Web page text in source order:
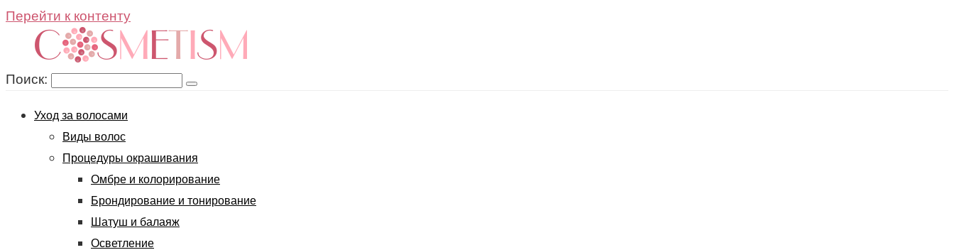
Перейти к контенту
Поиск:
Уход за волосами
Виды волос
Процедуры окрашивания
Омбре и колорирование
Брондирование и тонирование
Шатуш и балаяж
Осветление